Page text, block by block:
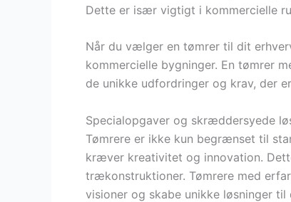
Dette er især vigtigt i kommercielle
Når du vælger en tømrer til dit
kommercielle bygninger. En tømrer
de unikke udfordringer og krav, der
Specialopgaver og skræddersyede
Tømrere er ikke kun begrænset til
kræver kreativitet og innovation.
trækonstruktioner. Tømrere med
visioner og skabe unikke løsninger